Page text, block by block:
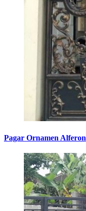
Pagar Ornamen Alferon